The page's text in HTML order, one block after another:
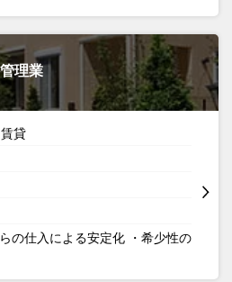
理業
貸
の仕入による安定化 ・希少性の